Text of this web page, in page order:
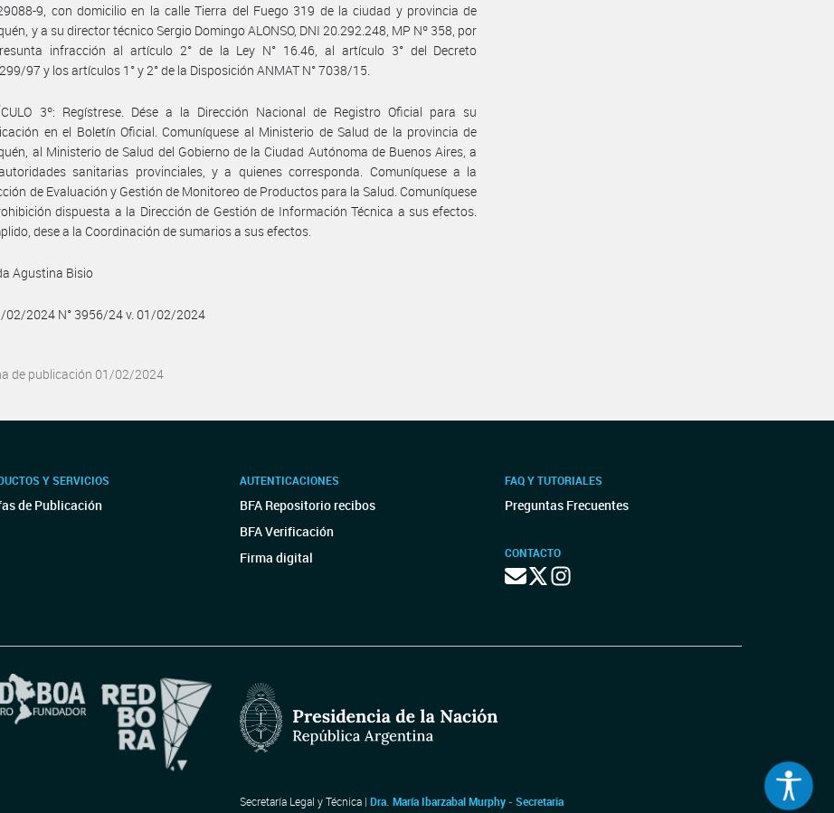
9, con domicilio en la calle Tierra del Fuego 319 de la ciudad y provincia de
y a su director técnico Sergio Domingo ALONSO, DNI 20.292.248, MP Nº 358, por
infracción al artículo 2° de la Ley N° 16.46, al artículo 3° del Decreto
97 y los artículos 1° y 2° de la Disposición ANMAT N° 7038/15.
3º: Regístrese. Dése a la Dirección Nacional de Registro Oficial para su
en el Boletín Oficial. Comuníquese al Ministerio de Salud de la provincia de
al Ministerio de Salud del Gobierno de la Ciudad Autónoma de Buenos Aires, a
sanitarias provinciales, y a quienes corresponda. Comuníquese a la
de Evaluación y Gestión de Monitoreo de Productos para la Salud. Comuníquese
dispuesta a la Dirección de Gestión de Información Técnica a sus efectos.
dese a la Coordinación de sumarios a sus efectos.
Agustina Bisio
02/2024 N° 3956/24 v. 01/02/2024
de publicación 01/02/2024
Y SERVICIOS
de Publicación
AUTENTICACIONES
BFA Repositorio recibos
BFA Verificación
Firma digital
FAQ Y TUTORIALES
Preguntas Frecuentes
CONTACTO
Secretaría Legal y Técnica | Dra. María Ibarzabal Murphy - Secretaria